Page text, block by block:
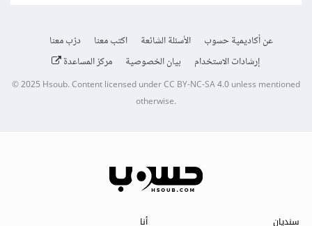
عن أكاديمية حسوب الأسئلة الشائعة اكتب معنا
درّب معنا
إرشادات الاستخدام
بيان الخصوصية مركز المساعدة
© 2025Hsoub.Content licensed underCC BY-NC-SA 4.0unless mentioned
otherwise.